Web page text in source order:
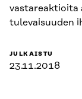
vastareaktioita
tulevaisuuden
JULKAISTU
23.11.2018